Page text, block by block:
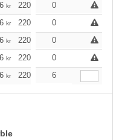
kr 220.10 203.60
0
kr 220.10 203.60
0
kr 220.10 203.60
0
kr 220.10 203.60
0
kr 220.10 6